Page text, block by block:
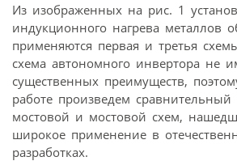
Из изображенных на рис. 1
индукционного нагрева металлов
применяются первая и третья
схема автономного инвертора не
существенных преимуществ,
работе произведем сравнительный
мостовой и мостовой схем,
широкое применение в
разработках.